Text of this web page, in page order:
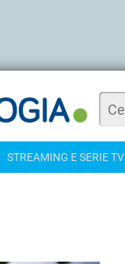
STREAMING E SERIE TV